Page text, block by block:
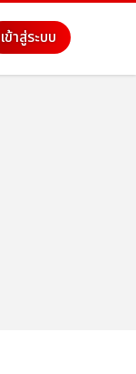
เข้าสู่ระบบ